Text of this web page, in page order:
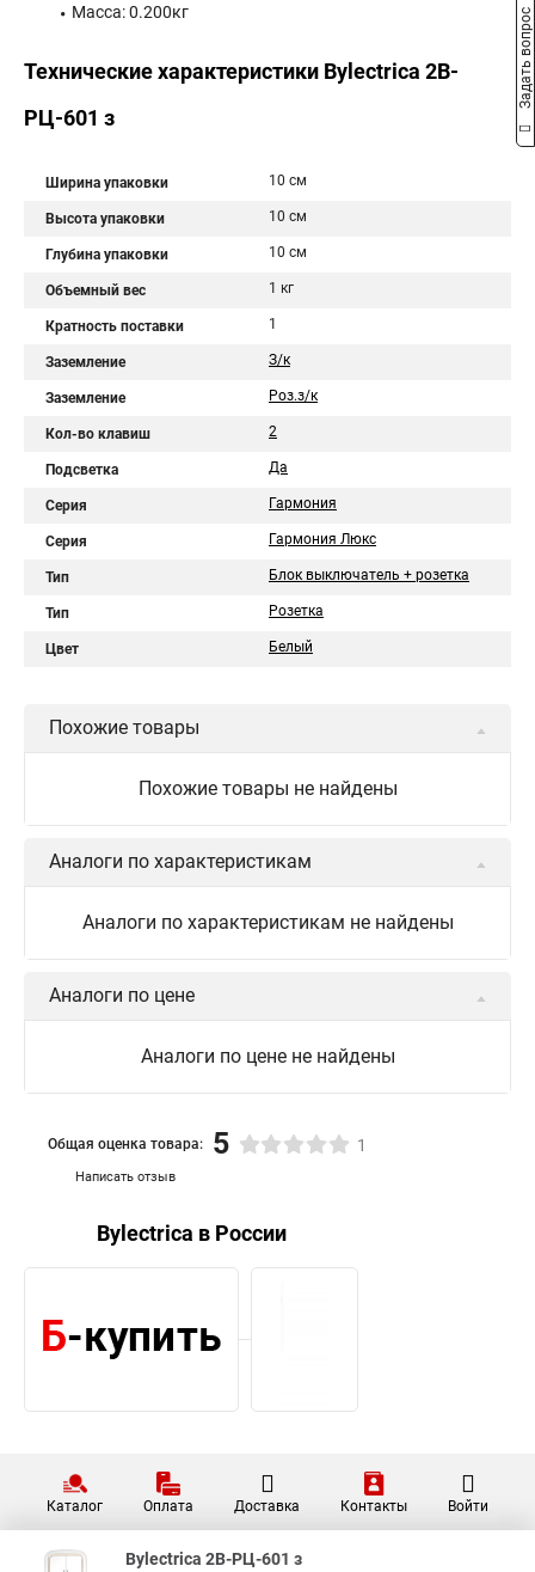
Масса: 0.200кг
Технические характеристики Bylectrica 2В-
РЦ-601 з
Ширина упаковки 10 см
Высота упаковки 10 см
Глубина упаковки 10 см
Объемный вес 1 кг
Кратность поставки 1
Заземление З/к
Заземление Роз.з/к
Кол-во клавиш 2
Подсветка Да
Серия Гармония
Серия Гармония Люкс
Тип Блок выключатель + розетка
Тип Розетка
Цвет Белый
Похожие товары
Похожие товары не найдены
Аналоги по характеристикам
Аналоги по характеристикам не найдены
Аналоги по цене
Аналоги по цене не найдены
Написать отзыв
Общая оценка товара: 5 1
Bylectrica в России
Каталог Оплата Доставка Контакты Войти
Bylectrica 2В-РЦ-601 з
Задать вопрос